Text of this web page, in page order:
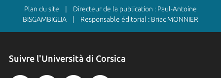
Plan du site | Directeur de la publication : Paul-Antoine
BISGAMBIGLIA | Responsable éditorial : Briac MONNIER
Suivre l'Università di Corsica